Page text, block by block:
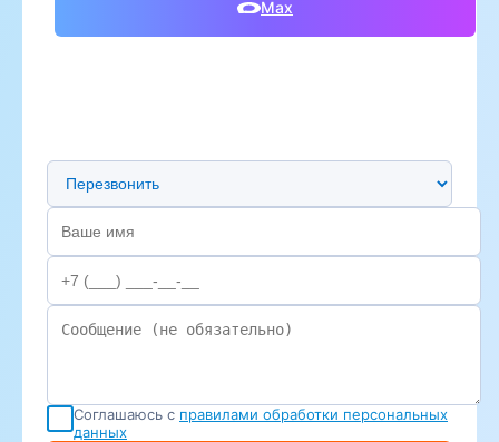
Max
Предпочтительный способ связи
Соглашаюсь с правилами обработки персональных
данных